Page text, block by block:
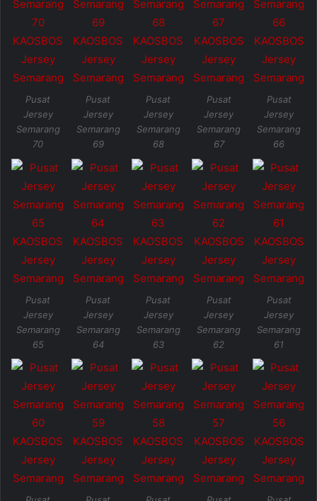
Pusat
Jersey
Semarang
70
Pusat
Jersey
Semarang
69
Pusat
Jersey
Semarang
68
Pusat
Jersey
Semarang
67
Pusat
Jersey
Semarang
66
Pusat
Jersey
Semarang
65
Pusat
Jersey
Semarang
64
Pusat
Jersey
Semarang
63
Pusat
Jersey
Semarang
62
Pusat
Jersey
Semarang
61